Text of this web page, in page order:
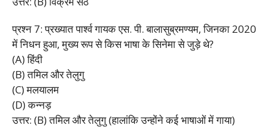
प्रश्न 7: प्रख्यात पार्श्व गायक एस. पी. बालासुब्रमण्यम, जिनका 2020
में निधन हुआ, मुख्य रूप से किस भाषा के सिनेमा से जुड़े थे?
(A) हिंदी
(B) तमिल और तेलुगु
(C) मलयालम
(D) कन्नड़
उत्तर: (B) तमिल और तेलुगु (हालांकि उन्होंने कई भाषाओं में गाया)